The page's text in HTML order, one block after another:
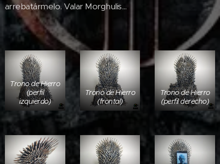
arrebatármelo. Valar Morghulis...
Trono de Hierro
(perfil
izquierdo)
Trono de Hierro
(frontal)
Trono de Hierro
(perfil derecho)